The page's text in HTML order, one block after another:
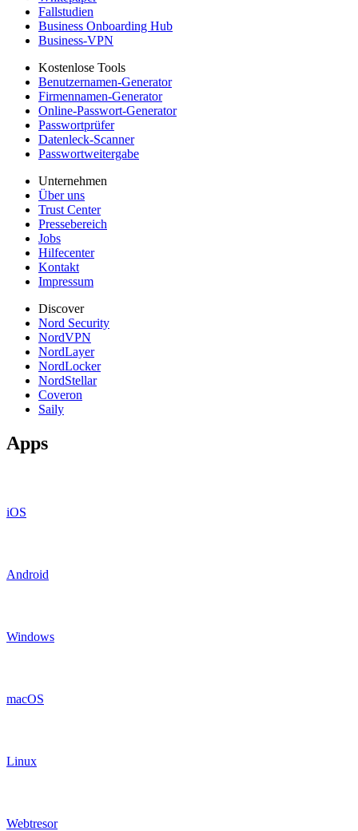
Fallstudien
Business Onboarding Hub
Business-VPN
Kostenlose Tools
Benutzernamen-Generator
Firmennamen-Generator
Online-Passwort-Generator
Passwortprüfer
Datenleck-Scanner
Passwortweitergabe
Unternehmen
Über uns
Trust Center
Pressebereich
Jobs
Hilfecenter
Kontakt
Impressum
Discover
Nord Security
NordVPN
NordLayer
NordLocker
NordStellar
Coveron
Saily
Apps
iOS
Android
Windows
macOS
Linux
Webtresor